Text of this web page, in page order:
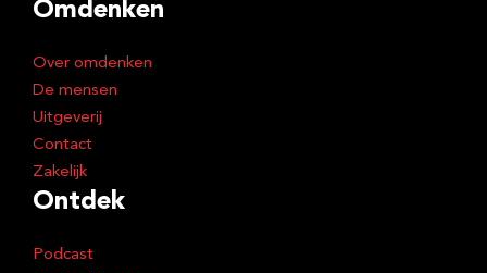
Omdenken
Over omdenken
De mensen
Uitgeverij
Contact
Zakelijk
Ontdek
Podcast